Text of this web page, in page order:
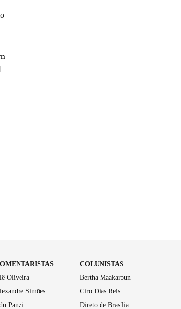
Oliveira
Simões
Panzi
COLUNISTAS
Bertha Maakaroun
Ciro Dias Reis
Direto de Brasília